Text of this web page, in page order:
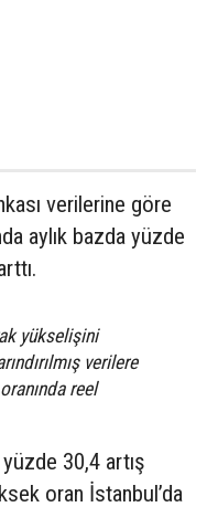
verilerine göre
aylık bazda yüzde
yükselişini
verilere
reel
30,4 artış
oran İstanbul’da